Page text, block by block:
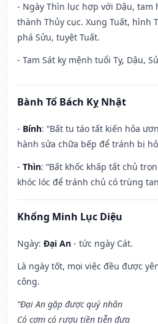
- Ngày Thìn lục hợp với Dậu, tam
thành Thủy cục. Xung Tuất, hình
phá Sửu, tuyệt Tuất.
- Tam Sát kỵ mệnh tuổi Tỵ, Dậu,
Bành Tổ Bách Kỵ Nhật
- Bính: “Bất tu táo tất kiến hỏa
hành sửa chữa bếp để tránh bị
- Thìn: “Bất khốc khấp tất chủ
khóc lóc để tránh chủ có trùng
Khổng Minh Lục Diệu
Ngày: Đại An - tức ngày Cát.
Là ngày tốt, mọi việc đều được
công.
“Đại An gặp được quý nhân
Có cơm có rượu tiền tiễn đưa